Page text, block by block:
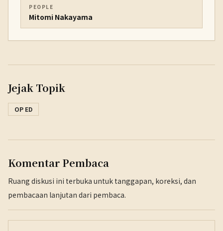
PEOPLE
Mitomi Nakayama
Jejak Topik
OP ED
Komentar Pembaca
Ruang diskusi ini terbuka untuk tanggapan, koreksi, dan
pembacaan lanjutan dari pembaca.